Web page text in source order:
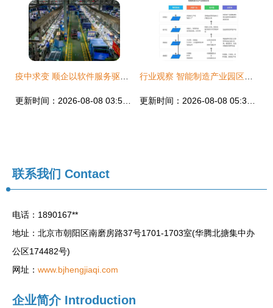
联系我们 Contact
电话：1890167**
地址：北京市朝阳区南磨房路37号1701-1703室(华腾北搪集中办
公区174482号)
网址： www.bjhengjiaqi.com
企业简介Introduction